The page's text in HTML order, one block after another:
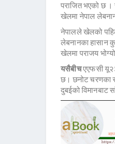
पराजित भएको छ ।
खेलमा नेपाल
नेपालले खेलको
लेबनानका हासान
खेलमा पराजय
यसैबीचएएफसी
छ। छनोट चरणका
दुबईको विमानबाट